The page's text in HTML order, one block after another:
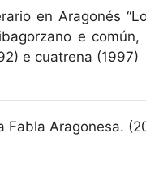
en Aragonés
e
e cuatrena (1997)
Fabla Aragonesa.